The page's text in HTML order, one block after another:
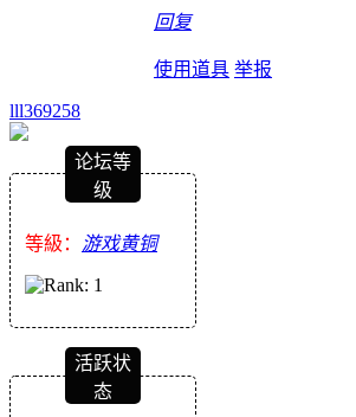
回复
使用道具 举报
lll369258
论坛等
级
等級： 游戏黄铜
活跃状
态